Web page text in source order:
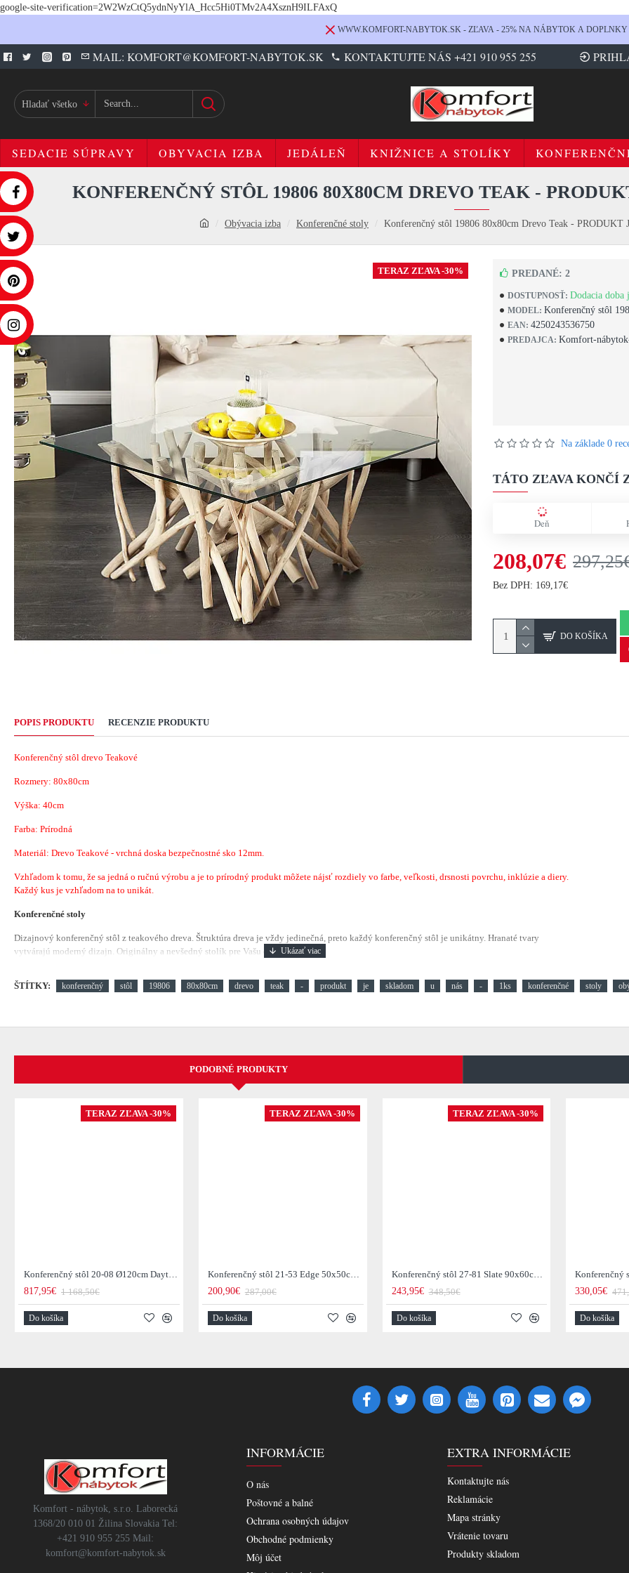
google-site-verification=2W2WzCtQ5ydnNyYlA_Hcc5Hi0TMv2A4XsznH9ILFAxQ
WWW.KOMFORT-NABYTOK.SK - ZĽAVA - 25% NA NÁBYTOK A DOPLNKY
MAIL: KOMFORT@KOMFORT-NABYTOK.SK KONTAKTUJTE NÁS +421 910 955 255
Hladať všetko
SEDACIE SÚPRAVY OBYVACIA IZBA JEDÁLEŇ KNIŽNICE A STOLÍKY
Obývacia izba Konferenčné stoly Konferenčný stôl 19806 80x80cm Drevo Teak -
KONFERENČNÝ STÔL 19806 80X80CM DREVO TEAK -
TERAZ ZĽAVA -30%
DOSTUPNOSŤ: Dodacia doba
MODEL: Konferenčný stôl
EAN: 4250243536750
PREDAJCA: Komfort-
PREDANÉ: 2
Na základe 0
TÁTO ZĽAVA KONČÍ
Deň
208,07€
Bez DPH: 169,17€
DO KOŠÍKA
POPIS PRODUKTU RECENZIE PRODUKTU
Konferenčný stôl drevo Teakové
Rozmery: 80x80cm
Výška: 40cm
Farba: Prírodná
Materiál: Drevo Teakové - vrchná doska bezpečnostné sko 12mm.
Vzhľadom k tomu, že sa jedná o ručnú výrobu a je to prírodný produkt môžete nájsť rozdiely vo farbe, veľkosti, drsnosti povrchu, inklúzie a diery.
Každý kus je vzhľadom na to unikát.
Konferenčné stoly
Dizajnový konferenčný stôl z teakového dreva. Štruktúra dreva je vždy jedinečná, preto každý konferenčný stôl je unikátny. Hranaté tvary
vytvárajú moderný dizajn. Originálny a nevšedný stolík pre Vašu obývačku.
ŠTÍTKY: konferenčný stôl 19806 80x80cm drevo teak - produkt je skladom u nás - 1ks konferenčné stoly
PODOBNÉ PRODUKTY
TERAZ ZĽAVA -30%
Konferenčný stôl 20-08 Ø120cm Daytona Drevo Orech-Saja
817,95€ 1 168,50€
Do košíka
TERAZ ZĽAVA -30%
Konferenčný stôl 21-53 Edge 50x50cm 4-set Drevo Acacia
200,90€ 287,00€
Do košíka
TERAZ ZĽAVA -30%
Konferenčný stôl 27-81 Slate 90x60cm 2-set Mix
243,95€ 348,50€
Do košíka
330,05€
Do košíka
Komfort - nábytok, s.r.o. Laborecká
1368/20 010 01 Žilina Slovakia Tel:
+421 910 955 255 Mail:
komfort@komfort-nabytok.sk
INFORMÁCIE
O nás
Poštovné a balné
Ochrana osobných údajov
Obchodné podmienky
Môj účet
EXTRA INFORMÁCIE
Kontaktujte nás
Reklamácie
Mapa stránky
Vrátenie tovaru
Produkty skladom